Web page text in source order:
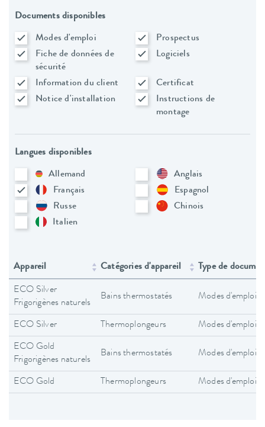
Documents disponibles
Modes d'emploi
Prospectus
Fiche de données de
sécurité
Logiciels
Information du client
Certificat
Notice d'installation
Instructions de
montage
Langues disponibles
Allemand
Anglais
Français
Espagnol
Russe
Chinois
Italien
Appareil Catégories d'appareil Type de
ECO Silver
Frigorigènes naturels
Bains thermostatés Modes d'emploi
ECO Silver Thermoplongeurs Modes d'emploi
ECO Gold
Frigorigènes naturels
Bains thermostatés Modes d'emploi
ECO Gold Thermoplongeurs Modes d'emploi